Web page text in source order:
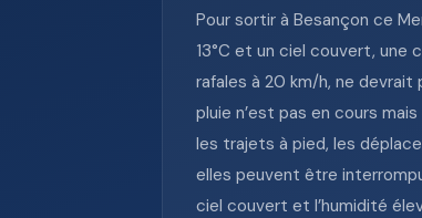
Pour sortir à Besançon ce
13°C et un ciel couvert,
rafales à 20 km/h, ne
pluie n’est pas en cours
les trajets à pied, les
elles peuvent être
ciel couvert et l’humidité